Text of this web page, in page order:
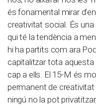
és fonamental mirar
creativitat social. És una
qui té la tendència a
hi ha partits com ara
capitalitzar tota
cap a ells. El 15-M és
permanent de
ningú no la pot